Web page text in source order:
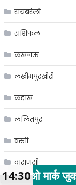
रायबरेली
राशिफल
लखनऊ
लखीमपुरखीरी
लद्दाख
ललितपुर
वस्ती
वाराणसी
ने
14:30